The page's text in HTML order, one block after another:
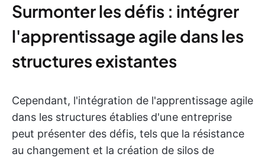
Surmonter les défis : intégrer
l'apprentissage agile dans les
structures existantes
Cependant, l'intégration de l'apprentissage agile
dans les structures établies d'une entreprise
peut présenter des défis, tels que la résistance
au changement et la création de silos de